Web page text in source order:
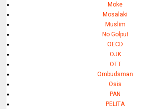
Moke
Mosalaki
Muslim
No Golput
OECD
OJK
OTT
Ombudsman
Osis
PAN
PELITA